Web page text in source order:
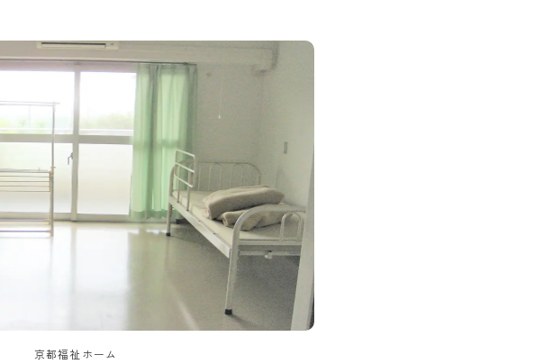
京都福祉ホーム